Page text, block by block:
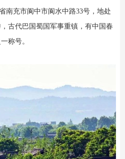
南充市阆中市阆水中路33号，地处
古代巴国蜀国军事重镇，有中国春
称号。